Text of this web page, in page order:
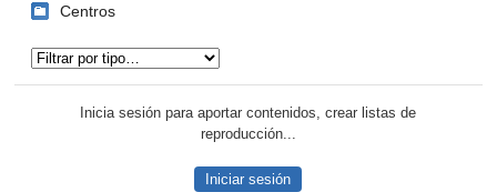
Centros
Inicia sesión para aportar contenidos, crear listas de
reproducción...
Iniciar sesión